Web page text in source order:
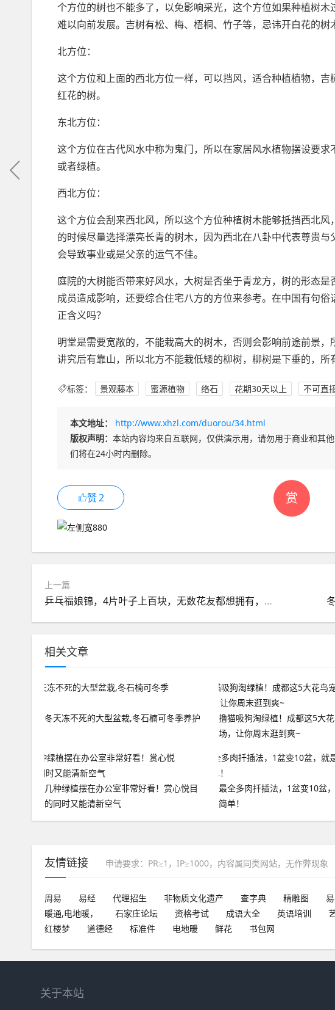
个方位的树也不能多了，以免影响采光，这个方位如果种植树木
难以向前发展。吉树有松、梅、梧桐、竹子等，忌讳开白花的树
北方位：
这个方位和上面的西北方位一样，可以挡风，适合种植植物，
红花的树。
东北方位：
这个方位在古代风水中称为鬼门，所以在家居风水植物摆设要
或者绿植。
西北方位：
这个方位会刮来西北风，所以这个方位种植树木能够抵挡西北
的时候尽量选择漂亮长青的树木，因为西北在八卦中代表尊贵
会导致事业或是父亲的运气不佳。
庭院的大树能否带来好风水，大树是否坐于青龙方，树的形态
成员造成影响，还要综合住宅八方的方位来参考。在中国有句
正含义吗？
明堂是需要宽敞的，不能栽高大的树木，否则会影响前途前景
讲究后有靠山，所以北方不能栽低矮的柳树，柳树是下垂的，所
标签： 景观藤本 蜜源植物 络石 花期30天以上 不可直
赏
本文地址：
http://www.xhzl.com/duorou/34.html
版权声明： 本站内容均来自互联网，仅供演示用，请勿用于商业和其
们将在24小时内删除。
赞2
上一篇
乒乓福娘锦，4片叶子上百块，无数花友都想拥有，颜值逆天
相关文章
冬天冻不死的大型盆栽,冬石楠可冬季养护
撸猫吸狗淘绿植！成都这5大
场，让你周末逛到爽~
几种绿植摆在办公室非常好看！赏心悦目
的同时又能清新空气
最全多肉扦插法，1盆变10盆
简单！
友情链接 申请要求：PR≥1，IP≥1000，内容属同类网站，无作弊现象
周易 易经 代理招生 非物质文化遗产 查字典 精雕图
暖通,电地暖，
石家庄论坛 资格考试 成语大全 英语培训
红楼梦
道德经 标准件 电地暖 鲜花 书包网
关于本站